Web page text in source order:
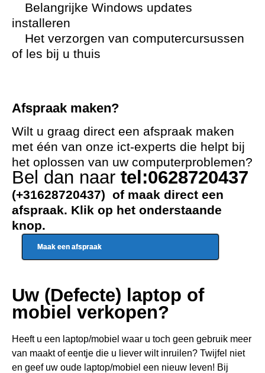
Belangrijke Windows updates
installeren
Het verzorgen van computercursussen
of les bij u thuis
Afspraak maken?
Wilt u graag direct een afspraak maken
met één van onze ict-experts die helpt bij
het oplossen van uw computerproblemen?
Bel dan naar tel:0628720437
(+31628720437) of maak direct een
afspraak. Klik op het onderstaande
knop.
Maak een afspraak
Uw (Defecte) laptop of
mobiel verkopen?
Heeft u een laptop/mobiel waar u toch geen gebruik meer
van maakt of eentje die u liever wilt inruilen? Twijfel niet
en geef uw oude laptop/mobiel een nieuw leven! Bij